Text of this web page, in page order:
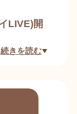
LIVE)開
します！
続きを読む